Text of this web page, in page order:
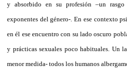
y absorbido en su profesión –un rasgo
exponentes del género-. En ese contexto
en él ese encuentro con su lado oscuro
y prácticas sexuales poco habituales. Un
menor medida- todos los humanos